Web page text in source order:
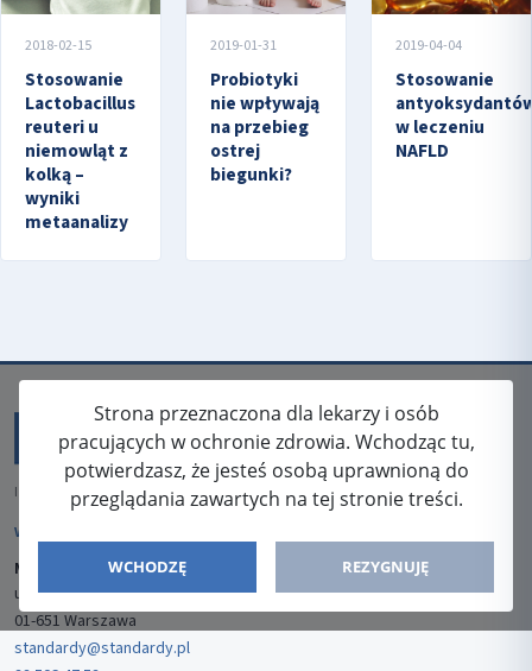
2018-02-15
Stosowanie
Lactobacillus
reuteri u
niemowląt z
kolką –
wyniki
metaanalizy
2019-01-31
Probiotyki
nie wpływają
na przebieg
ostrej
biegunki?
2019-04-04
Stosowanie
w leczeniu
NAFLD
Strona przeznaczona dla lekarzy i osób
pracujących w ochronie zdrowia. Wchodząc tu,
potwierdzasz, że jesteś osobą uprawnioną do
przeglądania zawartych na tej stronie treści.
WCHODZĘ REZYGNUJĘ
ISSN: 2080-5438
WYDAWCA
Media-Press Sp. z o.o.
ul. Gwiaździsta 7B/8
01-651 Warszawa
standardy@standardy.pl